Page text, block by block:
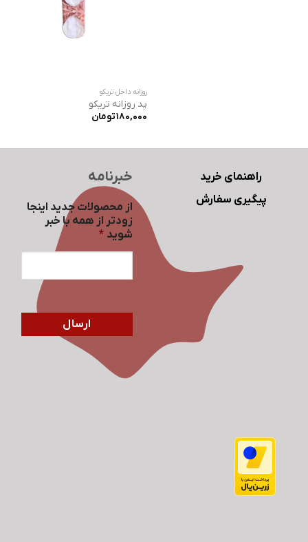
روزانه داخل تریکو
پد روزانه تریکو
180,000تومان
راهنمای خرید
پیگیری سفارش
خبرنامه
از محصولات جدید اینجا
زودتر از همه با خبر
شوید *